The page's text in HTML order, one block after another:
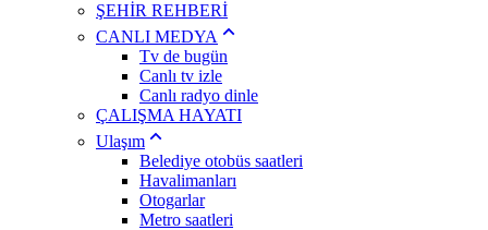
ŞEHİR REHBERİ
CANLI MEDYA
Tv de bugün
Canlı tv izle
Canlı radyo dinle
ÇALIŞMA HAYATI
Ulaşım
Belediye otobüs saatleri
Havalimanları
Otogarlar
Metro saatleri